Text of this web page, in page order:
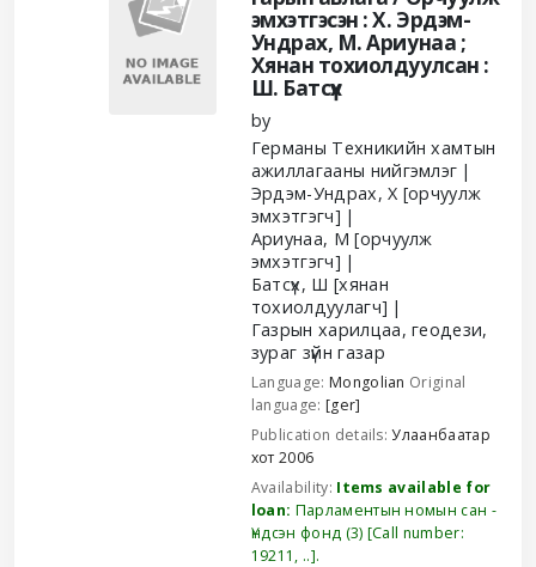
эмхэтгэсэн : Х. Эрдэм-
Ундрах, М. Ариунаа ;
Хянан тохиолдуулсан :
Ш. Батсүх
by
Германы Техникийн хамтын
ажиллагааны нийгэмлэг
Эрдэм-Ундрах, Х [орчуулж
эмхэтгэгч]
Ариунаа, М [орчуулж
эмхэтгэгч]
Батсүх, Ш [хянан
тохиолдуулагч]
Газрын харилцаа, геодези,
зураг зүйн газар
Language: Mongolian Original
language: [ger]
Publication details:Улаанбаатар
хот 2006
Availability: Items available for
loan: Парламентын номын сан -
Үндсэн фонд (3) Call number:
19211, .. .